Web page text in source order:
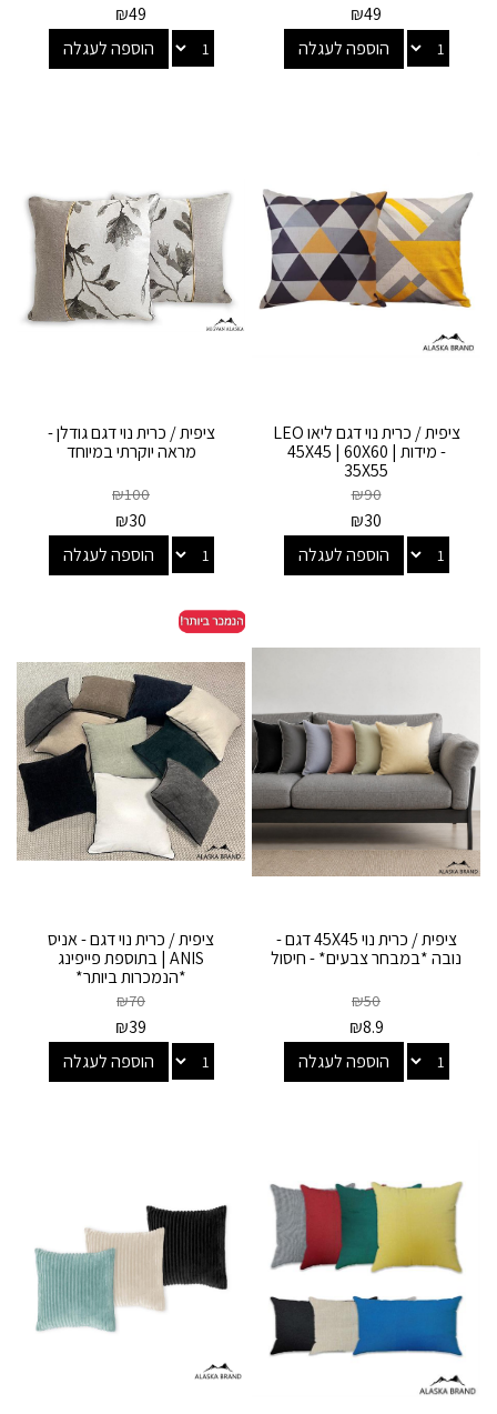
₪49
הוספה לעגלה
₪49
הוספה לעגלה
ציפית / כרית נוי דגם ליאו LEO
- מידות 45X45 | 60X60 |
35X55
₪90
₪30
הוספה לעגלה
ציפית / כרית נוי דגם גודלן -
מראה יוקרתי במיוחד
₪100
₪30
הוספה לעגלה
ציפית / כרית נוי 45X45 דגם -
נובה *במבחר צבעים* - חיסול
₪50
₪8.9
הוספה לעגלה
ציפית / כרית נוי דגם - אניס
ANIS | בתוספת פייפינג
*הנמכרות ביותר*
₪70
₪39
הוספה לעגלה